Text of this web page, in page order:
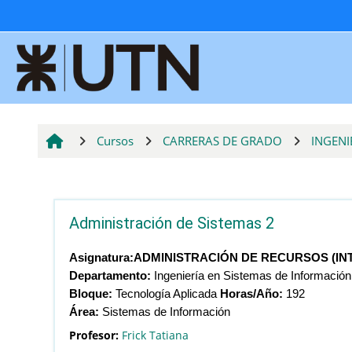
Cursos CARRERAS DE GRADO
Administración de Sistemas 2
Asignatura:ADMINISTRACIÓN DE RECURSOS
Departamento:
Ingeniería en Sistemas de Información
Bloque: Tecnología Aplicada Horas/Año: 192
Área: Sistemas de Información
Profesor: Frick Tatiana